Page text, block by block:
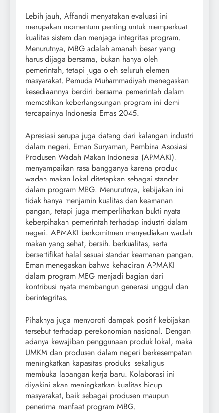
Lebih jauh, Affandi menyatakan evaluasi ini
merupakan momentum penting untuk memperkuat
kualitas sistem dan menjaga integritas program.
Menurutnya, MBG adalah amanah besar yang
harus dijaga bersama, bukan hanya oleh
pemerintah, tetapi juga oleh seluruh elemen
masyarakat. Pemuda Muhammadiyah menegaskan
kesediaannya berdiri bersama pemerintah dalam
memastikan keberlangsungan program ini demi
tercapainya Indonesia Emas 2045.
Apresiasi serupa juga datang dari kalangan industri
dalam negeri. Eman Suryaman, Pembina Asosiasi
Produsen Wadah Makan Indonesia (APMAKI),
menyampaikan rasa bangganya karena produk
wadah makan lokal ditetapkan sebagai standar
dalam program MBG. Menurutnya, kebijakan ini
tidak hanya menjamin kualitas dan keamanan
pangan, tetapi juga memperlihatkan bukti nyata
keberpihakan pemerintah terhadap industri dalam
negeri. APMAKI berkomitmen menyediakan wadah
makan yang sehat, bersih, berkualitas, serta
bersertifikat halal sesuai standar keamanan pangan.
Eman menegaskan bahwa kehadiran APMAKI
dalam program MBG menjadi bagian dari
kontribusi nyata membangun generasi unggul dan
berintegritas.
Pihaknya juga menyoroti dampak positif kebijakan
tersebut terhadap perekonomian nasional. Dengan
adanya kewajiban penggunaan produk lokal, maka
UMKM dan produsen dalam negeri berkesempatan
meningkatkan kapasitas produksi sekaligus
membuka lapangan kerja baru. Kolaborasi ini
diyakini akan meningkatkan kualitas hidup
masyarakat, baik sebagai produsen maupun
penerima manfaat program MBG.